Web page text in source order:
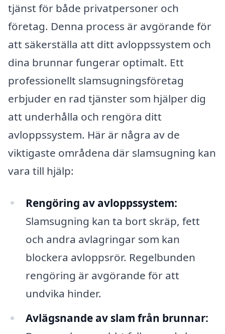
tjänst för både privatpersoner och
företag. Denna process är avgörande för
att säkerställa att ditt avloppssystem och
dina brunnar fungerar optimalt. Ett
professionellt slamsugningsföretag
erbjuder en rad tjänster som hjälper dig
att underhålla och rengöra ditt
avloppssystem. Här är några av de
viktigaste områdena där slamsugning kan
vara till hjälp:
Rengöring av avloppssystem:
Slamsugning kan ta bort skräp, fett
och andra avlagringar som kan
blockera avloppsrör. Regelbunden
rengöring är avgörande för att
undvika hinder.
Avlägsnande av slam från brunnar: